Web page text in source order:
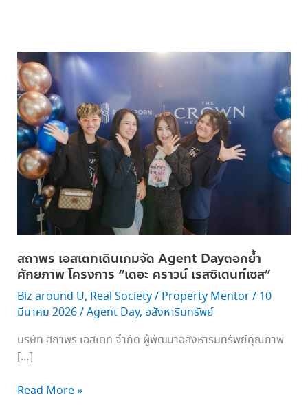
สถาพร เอสเตทเดินเกมจัด Agent Dayตอกย้ำ
ศักยภาพ โครงการ “เดอะ คราวน์ เรสซิเดนท์เซส”
Biz around U, Real Society/ Property Mentor/ 10
มีนาคม 2026/Agent Day, อสังหาริมทรัพย์
บริษัท สถาพร เอสเตท จำกัด ผู้พัฒนาอสังหาริมทรัพย์คุณภาพ
[…]
สถาพร
เอ
ส
เต
ท
เดิน
เกม
จัด Agent
Dayตอกย้ำ
ศักยภาพ โครงการ “เดอะ
ครา
เรส
ซิ
เดน
ท์
เซส”
Read More »